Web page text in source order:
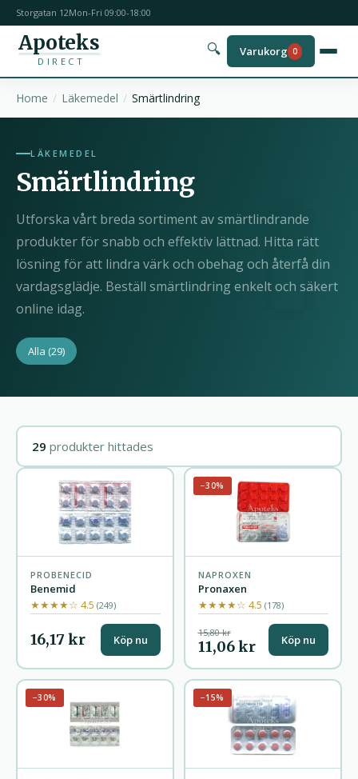
Storgatan 12Mon-Fri 09:00-18:00
Apoteks
DIRECT
🔍 Varukorg 0
Home Läkemedel Smärtlindring
LÄKEMEDEL
Smärtlindring
Utforska vårt breda sortiment av smärtlindrande
produkter för snabb och effektiv lättnad. Hitta rätt
lösning för att lindra värk och obehag och återfå din
vardagsglädje. Beställ smärtlindring enkelt och säkert
online idag.
Alla (29)
29 produkter hittades
PROBENECID
Benemid
★★★★☆ 4.5 (249)
16,17 kr Köp nu
−30%
NAPROXEN
Pronaxen
★★★★☆ 4.5 (178)
15,80 kr
11,06 kr Köp nu
−30% −15%